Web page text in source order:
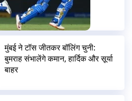
मुंबई ने टॉस जीतकर बॉलिंग चुनी:
बुमराह संभालेंगे कमान, हार्दिक और सूर्या
बाहर